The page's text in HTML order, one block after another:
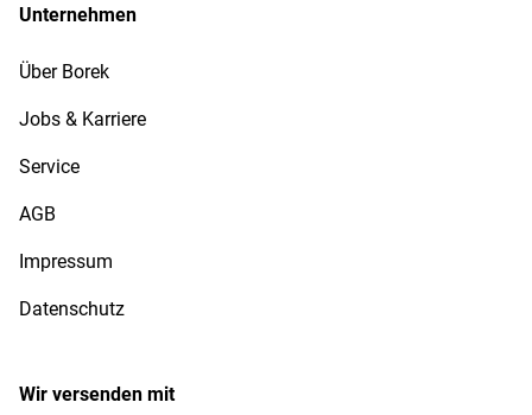
Unternehmen
Über Borek
Jobs & Karriere
Service
AGB
Impressum
Datenschutz
Wir versenden mit